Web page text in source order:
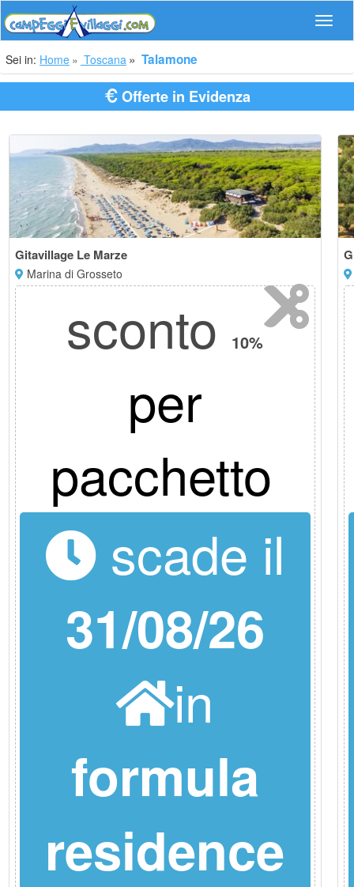
Sei in: Home Toscana Talamone
Offerte in Evidenza
Gitavillage Le Marze
Marina di Grosseto
sconto 10%
per
pacchetto
scade il
31/08/26
in
formula
residence